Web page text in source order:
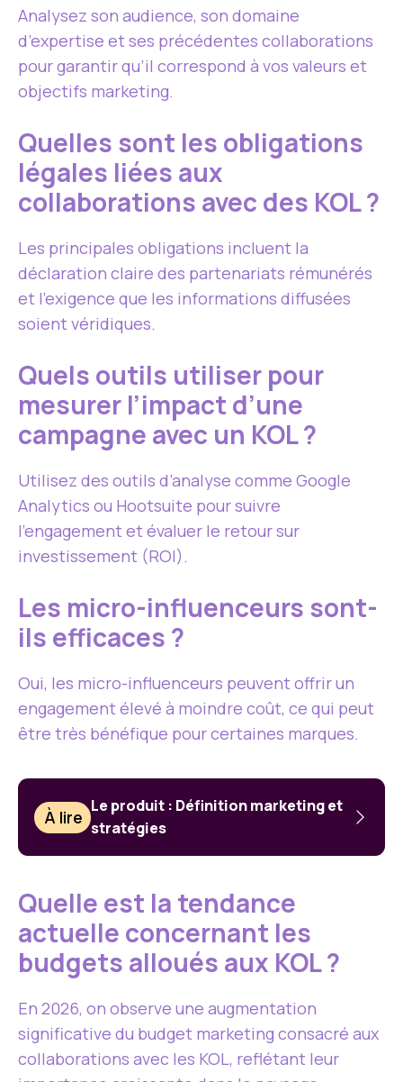
Analysez son audience, son domaine
d’expertise et ses précédentes collaborations
pour garantir qu’il correspond à vos valeurs et
objectifs marketing.
Quelles sont les obligations
légales liées aux
collaborations avec des KOL ?
Les principales obligations incluent la
déclaration claire des partenariats rémunérés
et l’exigence que les informations diffusées
soient véridiques.
Quels outils utiliser pour
mesurer l’impact d’une
campagne avec un KOL ?
Utilisez des outils d’analyse comme Google
Analytics ou Hootsuite pour suivre
l’engagement et évaluer le retour sur
investissement (ROI).
Les micro-influenceurs sont-
ils efficaces ?
Oui, les micro-influenceurs peuvent offrir un
engagement élevé à moindre coût, ce qui peut
être très bénéfique pour certaines marques.
À lire
Le produit : Définition marketing et
stratégies
Quelle est la tendance
actuelle concernant les
budgets alloués aux KOL ?
En 2026, on observe une augmentation
significative du budget marketing consacré aux
collaborations avec les KOL, reflétant leur